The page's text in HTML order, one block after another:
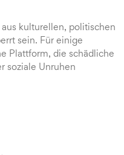
kulturellen, politischen
sein. Für einige
Plattform, die schädliche
soziale Unruhen